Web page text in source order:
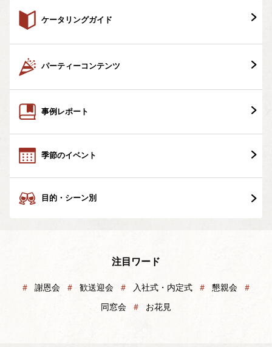
ケータリングガイド
パーティーコンテンツ
事例レポート
季節のイベント
目的・シーン別
注目ワード
＃ 謝恩会 ＃ 歓送迎会 ＃ 入社式・内定式 ＃ 懇親会 ＃
同窓会 ＃ お花見